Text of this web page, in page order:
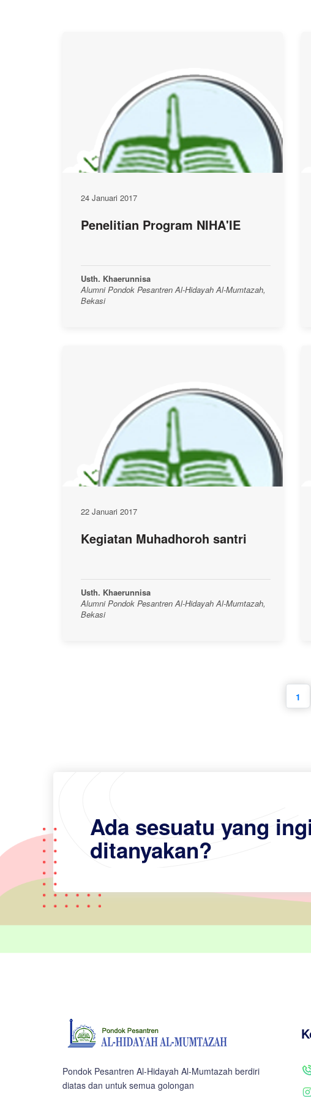
24 Januari 2017
Penelitian Program NIHA'IE
Usth. Khaerunnisa
Alumni Pondok Pesantren Al-Hidayah Al-Mumtazah,
Bekasi
22 Januari 2017
Kegiatan Muhadhoroh santri
Usth. Khaerunnisa
Alumni Pondok Pesantren Al-Hidayah Al-Mumtazah,
Bekasi
1
Ada sesuatu yang
ditanyakan?
Pondok Pesantren Al-Hidayah Al-Mumtazah berdiri
diatas dan untuk semua golongan